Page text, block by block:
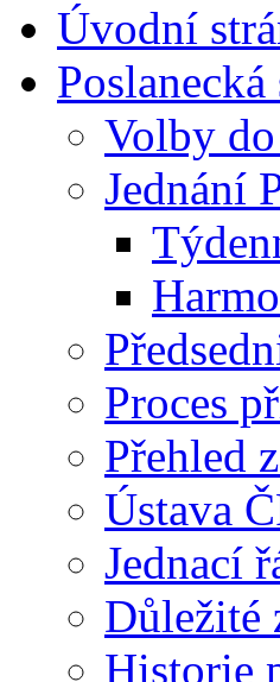
Úvodní
Volby do
Jednání
Proces
Přehled
Ústava
Jednací
Důležité
Historie